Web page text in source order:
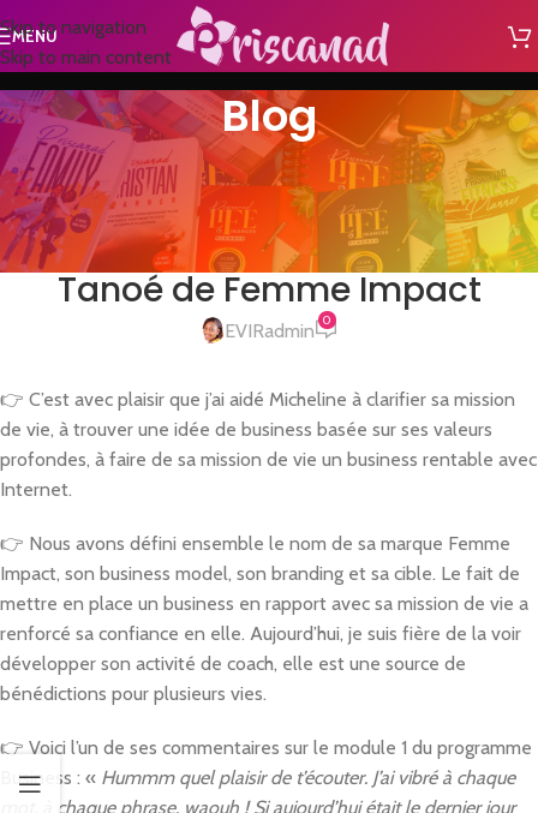
Skip to navigation
Skip to main content
MENU
Blog
NON CLASSÉ
Coaching Business : ma fierté
n°3 : Micheline
Tanoé de Femme Impact
EVIRadmin 0
👉 C’est avec plaisir que j’ai aidé Micheline à clarifier sa mission
de vie, à trouver une idée de business basée sur ses valeurs
profondes, à faire de sa mission de vie un business rentable avec
Internet.
👉 Nous avons défini ensemble le nom de sa marque Femme
Impact, son business model, son branding et sa cible. Le fait de
mettre en place un business en rapport avec sa mission de vie a
renforcé sa confiance en elle. Aujourd’hui, je suis fière de la voir
développer son activité de coach, elle est une source de
bénédictions pour plusieurs vies.
👉 Voici l’un de ses commentaires sur le module 1 du programme
Business : « Hummm quel plaisir de t’écouter. J’ai vibré à chaque
mot, à chaque phrase, waouh ! Si aujourd’hui était le dernier jour